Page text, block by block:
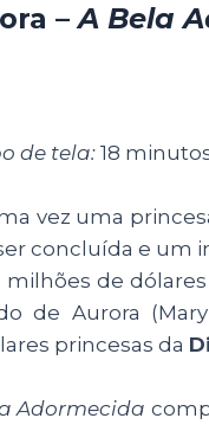
–A Bela
de tela: 18
vez uma
concluída e um
milhões de
de Aurora
princesas da
Adormecida